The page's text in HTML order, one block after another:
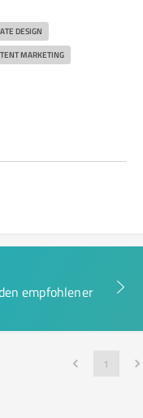
DESIGN
MARKETING
empfohlener
1